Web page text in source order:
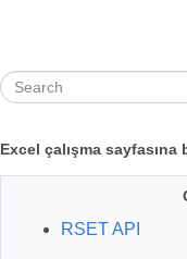
Excel çalışma
RSET API